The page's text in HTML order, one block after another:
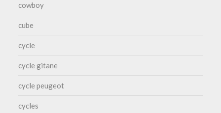
cowboy
cube
cycle
cycle gitane
cycle peugeot
cycles